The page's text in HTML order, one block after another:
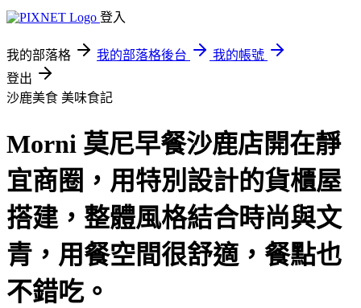
登入
我的部落格 我的部落格後台
我的帳號
登出
沙鹿美食 美味食記
Morni 莫尼早餐沙鹿店開在靜
宜商圈，用特別設計的貨櫃屋
搭建，整體風格結合時尚與文
青，用餐空間很舒適，餐點也
不錯吃。